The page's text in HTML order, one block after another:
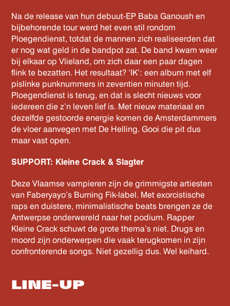
Na de release van hun debuut-EP Baba Ganoush en
bijbehorende tour werd het even stil rondom
Ploegendienst, totdat de mannen zich realiseerden dat
er nog wat geld in de bandpot zat. De band kwam weer
bij elkaar op Vlieland, om zich daar een paar dagen
flink te bezatten. Het resultaat? ‘IK’: een album met elf
pislinke punknummers in zeventien minuten tijd.
Ploegendienst is terug, en dat is slecht nieuws voor
iedereen die z’n leven lief is. Met nieuw materiaal en
dezelfde gestoorde energie komen de Amsterdammers
de vloer aanvegen met De Helling. Gooi die pit dus
maar vast open.
SUPPORT: Kleine Crack & Slagter
Deze Vlaamse vampieren zijn de grimmigste artiesten
van Faberyayo’s Burning Fik-label. Met exorcistische
raps en duistere, minimalistische beats brengen ze de
Antwerpse onderwereld naar het podium. Rapper
Kleine Crack schuwt de grote thema’s niet. Drugs en
moord zijn onderwerpen die vaak terugkomen in zijn
confronterende songs. Niet gezellig dus. Wel keihard.
LINE-UP